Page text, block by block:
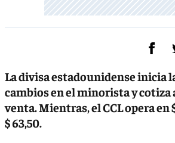
La divisa estadounidense inicia
cambios en el minorista y cotiza
venta. Mientras, el CCL opera en
$ 63,50.